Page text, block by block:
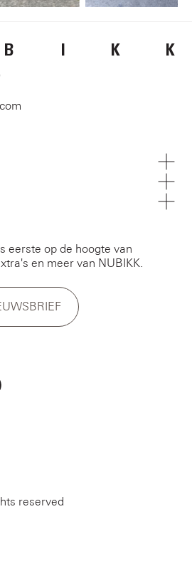
B I K K
eerste op de hoogte van
en meer van NUBIKK.
reserved